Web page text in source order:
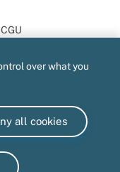
conforme
over what you
all cookies